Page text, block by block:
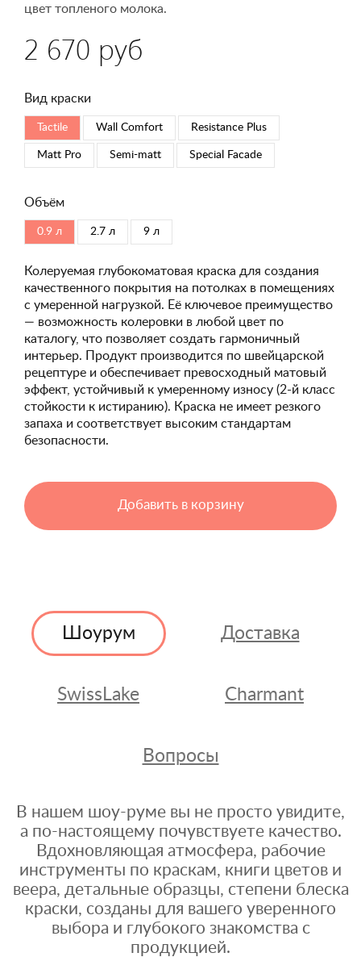
цвет топленого молока.
2 670 руб
Вид краски
Tactile Wall Comfort Resistance Plus
Matt Pro Semi-matt Special Faсade
Объём
0.9 л 2.7 л 9 л
Колеруемая глубокоматовая краска для создания
качественного покрытия на потолках в помещениях
с умеренной нагрузкой. Её ключевое преимущество
— возможность колеровки в любой цвет по
каталогу, что позволяет создать гармоничный
интерьер. Продукт производится по швейцарской
рецептуре и обеспечивает превосходный матовый
эффект, устойчивый к умеренному износу (2-й класс
стойкости к истиранию). Краска не имеет резкого
запаха и соответствует высоким стандартам
безопасности.
Добавить в корзину
Шоурум Доставка
SwissLake Charmant
Вопросы
В нашем шоу-руме вы не просто увидите,
а по-настоящему почувствуете качество.
Вдохновляющая атмосфера, рабочие
инструменты по краскам, книги цветов и
веера, детальные образцы, степени блеска
краски, созданы для вашего уверенного
выбора и глубокого знакомства с
продукцией.